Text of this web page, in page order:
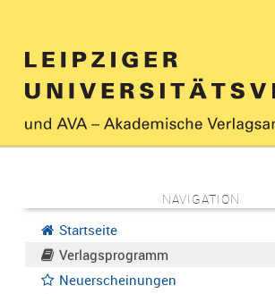
NAVIGATION
Startseite
Verlagsprogramm
Neuerscheinungen